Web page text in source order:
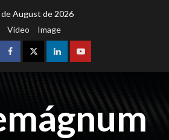
de August de 2026
Video
Image
FacebookTwitterLinkedinYoutube